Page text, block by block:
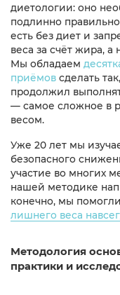
диетологии: оно
подлинно
есть без диет и
веса за счёт жира,
Мы обладаем
приёмов сделать
продолжил
— самое сложное в
весом.
Уже 20 лет мы
безопасного
участие во многих
нашей методике
конечно, мы помогли
лишнего веса
Методология
практики и